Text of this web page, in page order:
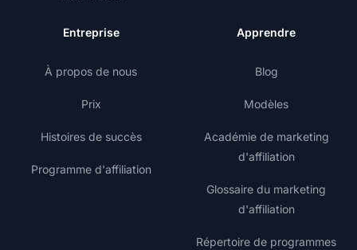
Entreprise
À propos de nous
Prix
Histoires de succès
Programme d'affiliation
Apprendre
Blog
Modèles
Académie de marketing
d'affiliation
Glossaire du marketing
d'affiliation
Répertoire de programmes